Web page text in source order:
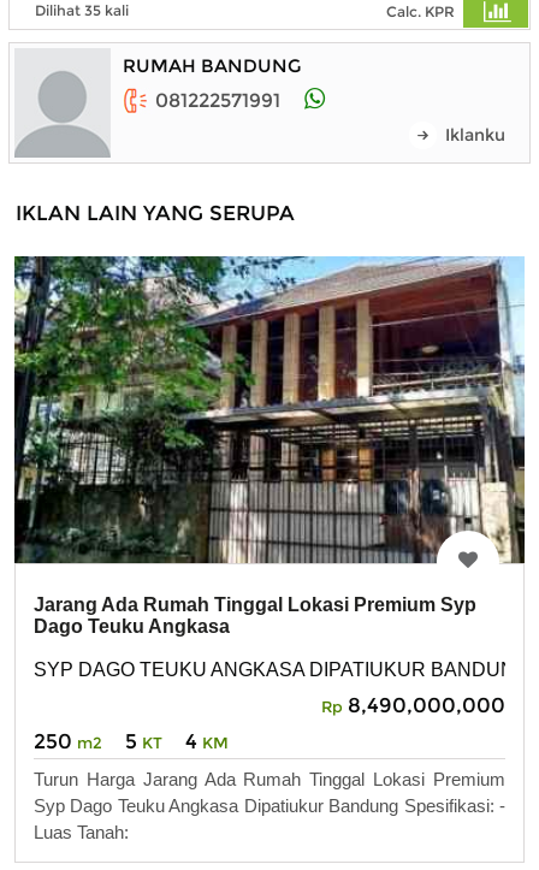
Dilihat 35 kali Calc. KPR
RUMAH BANDUNG
081222571991
Iklanku
IKLAN LAIN YANG SERUPA
Jarang Ada Rumah Tinggal Lokasi Premium Syp
Dago Teuku Angkasa
SYP DAGO TEUKU ANGKASA DIPATIUKUR BANDUNG
Rp 8,490,000,000
250 m2 5 KT 4 KM
Turun Harga Jarang Ada Rumah Tinggal Lokasi Premium
Syp Dago Teuku Angkasa Dipatiukur Bandung Spesifikasi: -
Luas Tanah: